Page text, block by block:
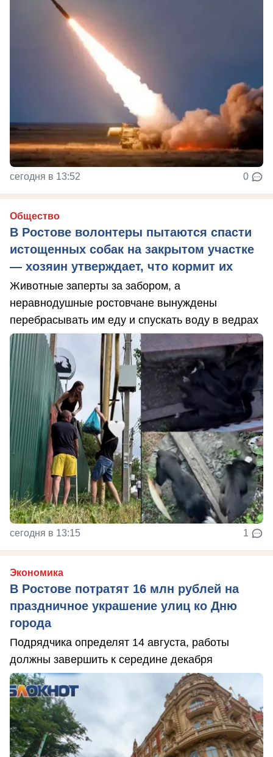
сегодня в 13:52 0
Общество
В Ростове волонтеры пытаются спасти
истощенных собак на закрытом участке
— хозяин утверждает, что кормит их
Животные заперты за забором, а
неравнодушные ростовчане вынуждены
перебрасывать им еду и спускать воду в ведрах
сегодня в 13:15 1
Экономика
В Ростове потратят 16 млн рублей на
праздничное украшение улиц ко Дню
города
Подрядчика определят 14 августа, работы
должны завершить к середине декабря